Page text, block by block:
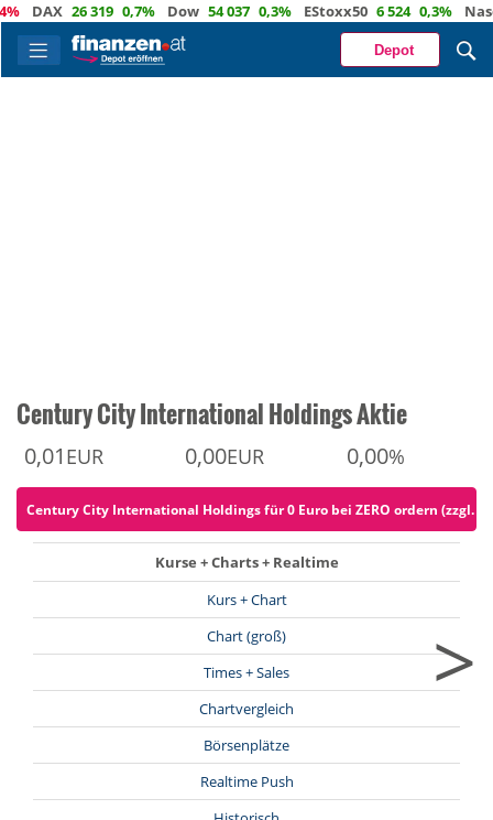
26 319 0,7% Dow 54 037 0,3% EStoxx50 6 524 0,3% Nasdaq
Depot
Century City International Holdings Aktie
0,01 EUR 0,00EUR 0,00%
Century City International Holdings für 0 Euro bei ZERO ordern (zzgl.
Kurse + Charts + Realtime
Kurs + Chart
Chart (groß)
Times + Sales
Chartvergleich
Börsenplätze
Realtime Push
>